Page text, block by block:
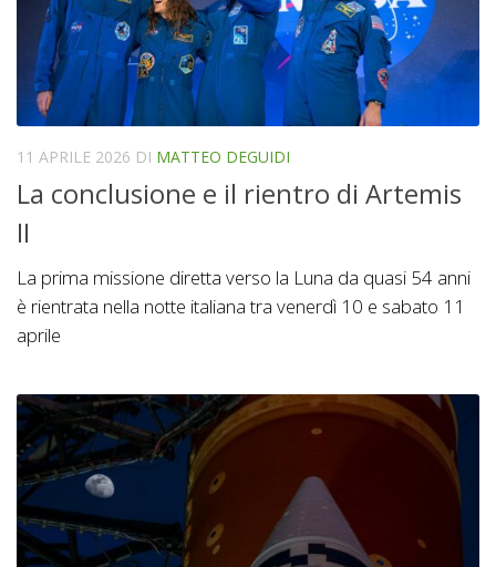
11 APRILE 2026 DI MATTEO DEGUIDI
La conclusione e il rientro di Artemis
II
La prima missione diretta verso la Luna da quasi 54 anni
è rientrata nella notte italiana tra venerdì 10 e sabato 11
aprile